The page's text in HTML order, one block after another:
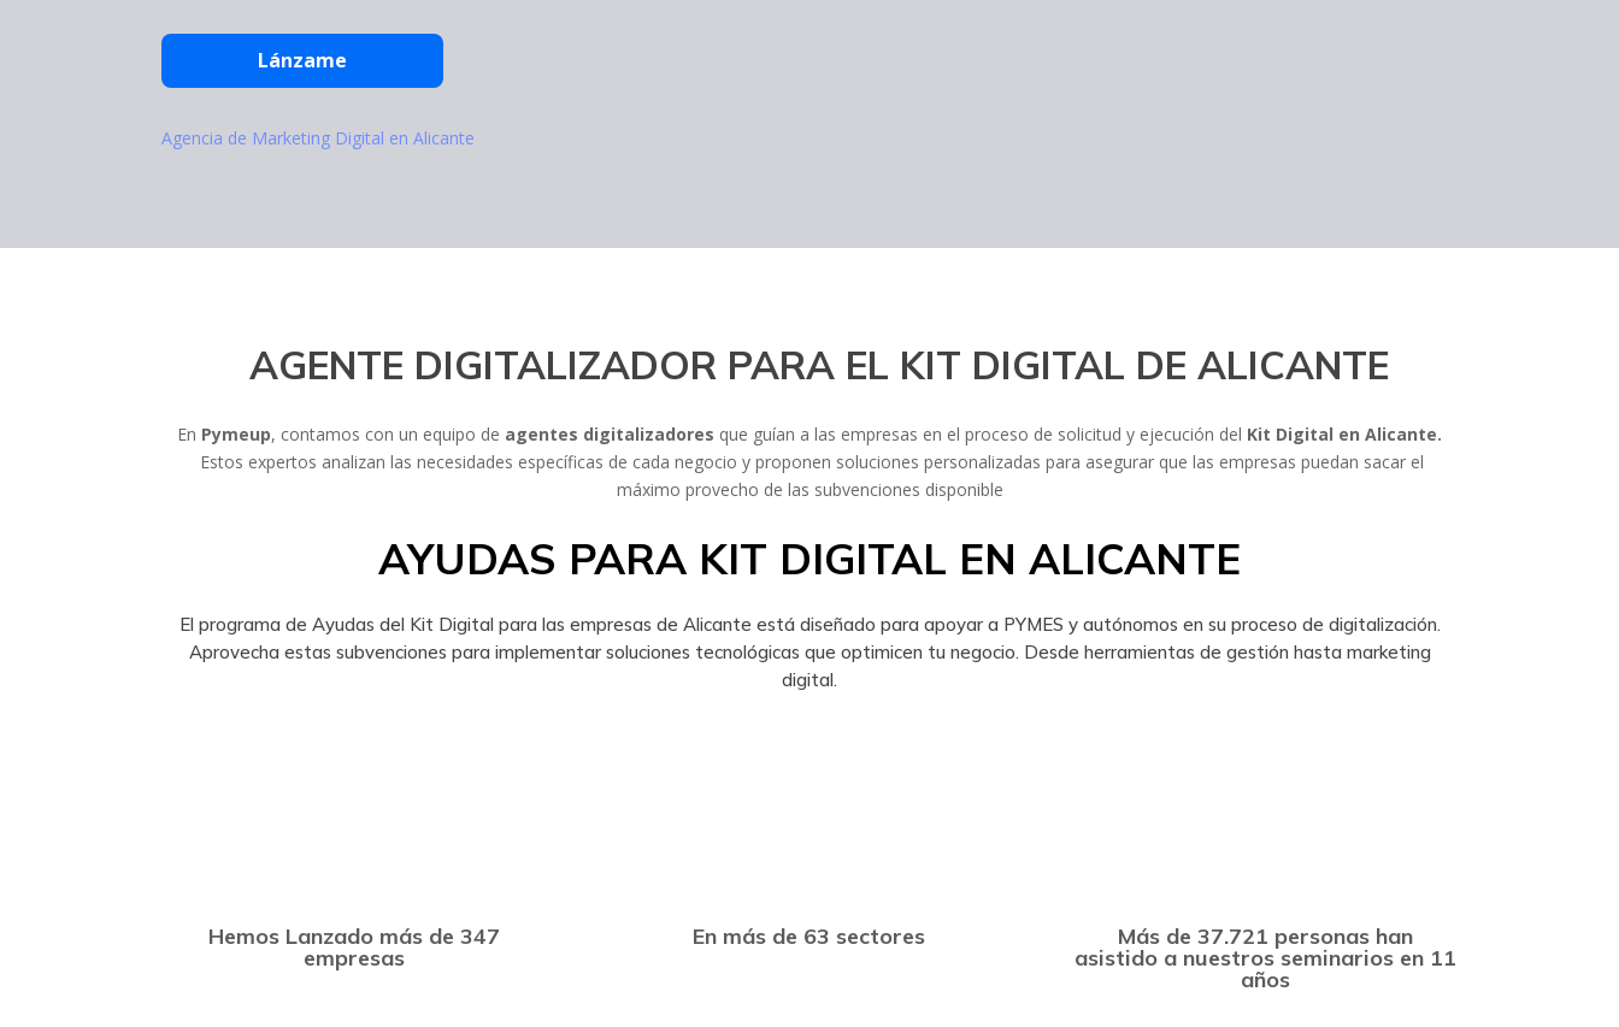
Lánzame
Agencia de Marketing Digital en Alicante
AGENTE DIGITALIZADOR PARA EL KIT DIGITAL DE ALICANTE
En Pymeup, contamos con un equipo de agentes digitalizadores que guían a las empresas en el proceso de solicitud y ejecución del Kit Digital en Alicante.
Estos expertos analizan las necesidades específicas de cada negocio y proponen soluciones personalizadas para asegurar que las empresas puedan sacar el
máximo provecho de las subvenciones disponible
AYUDAS PARA KIT DIGITAL EN ALICANTE
El programa de Ayudas del Kit Digital para las empresas de Alicante está diseñado para apoyar a PYMES y autónomos en su proceso de digitalización.
Aprovecha estas subvenciones para implementar soluciones tecnológicas que optimicen tu negocio. Desde herramientas de gestión hasta marketing
digital.
Hemos Lanzado más de 347
empresas
En más de 63 sectores Más de 37.721 personas han
asistido a nuestros seminarios en 11
años